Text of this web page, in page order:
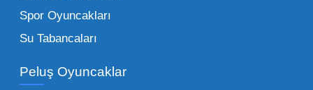
Bu kategorideki küçük oyuncaklar toptan
alımlarda çok düşük maliyetlerle yüksek
adetli stok yapmanıza olanak tanır. Özellikle
sürpriz paketler ve figürler, çocukların
Spor Oyuncakları
Su Tabancaları
Peluş Oyuncaklar